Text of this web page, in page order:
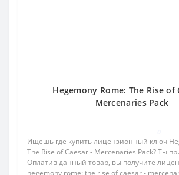
Hegemony Rome: The Rise of
Mercenaries Pack
Ищешь где купить лицензионный ключ
The Rise of Caesar - Mercenaries Pack? Ты
Оплатив данный товар, вы получите
hegemony rome: the rise of caesar -